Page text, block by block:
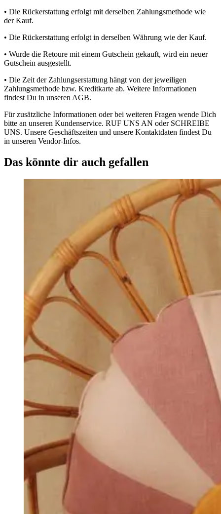
• Die Rückerstattung erfolgt mit derselben Zahlungsmethode wie
der Kauf.
• Die Rückerstattung erfolgt in derselben Währung wie der Kauf.
• Wurde die Retoure mit einem Gutschein gekauft, wird ein neuer
Gutschein ausgestellt.
• Die Zeit der Zahlungserstattung hängt von der jeweiligen
Zahlungsmethode bzw. Kreditkarte ab. Weitere Informationen
findest Du in unseren AGB.
Für zusätzliche Informationen oder bei weiteren Fragen wende Dich
bitte an unseren Kundenservice. RUF UNS AN oder SCHREIBE
UNS. Unsere Geschäftszeiten und unsere Kontaktdaten findest Du
in unseren Vendor-Infos.
Das könnte dir auch gefallen